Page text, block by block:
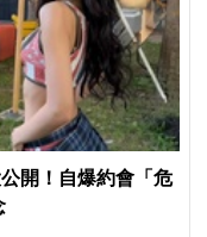
開！自爆約會「危